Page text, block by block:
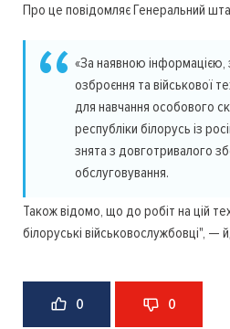
Про це повідомляє Генеральний
«За наявною інформацією,
озброєння та військової
для навчання особового
республіки білорусь із
знята з довготривалого
обслуговування.
Також відомо, що до робіт на цій
білоруські військовослужбовці", —
0 0